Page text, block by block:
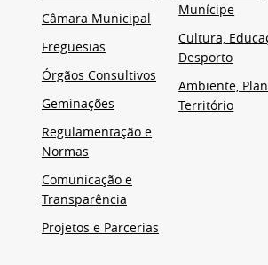
Câmara Municipal
Freguesias
Órgãos Consultivos
Geminações
Regulamentação e
Normas
Comunicação e
Transparência
Projetos e Parcerias
Munícipe
Cultura,
Desporto
Ambiente,
Território